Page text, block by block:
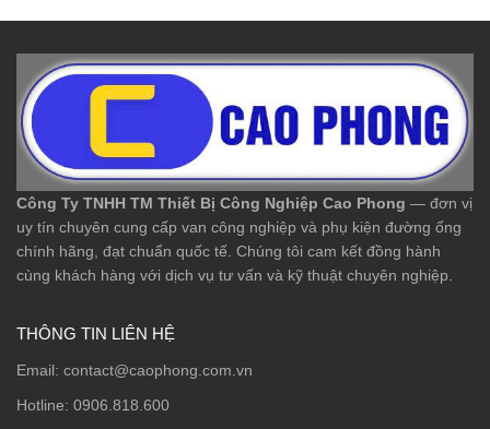
Công Ty TNHH TM Thiết Bị Công Nghiệp Cao Phong — đơn vị
uy tín chuyên cung cấp van công nghiệp và phụ kiện đường ống
chính hãng, đạt chuẩn quốc tế. Chúng tôi cam kết đồng hành
cùng khách hàng với dịch vụ tư vấn và kỹ thuật chuyên nghiệp.
THÔNG TIN LIÊN HỆ
Email: contact@caophong.com.vn
Hotline: 0906.818.600